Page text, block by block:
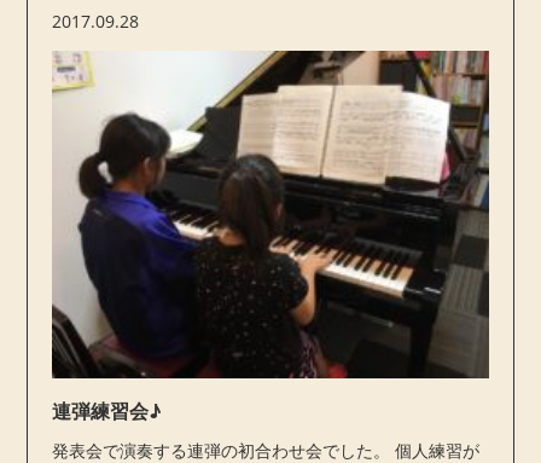
2017.09.28
連弾練習会♪
発表会で演奏する連弾の初合わせ会でした。 個人練習が